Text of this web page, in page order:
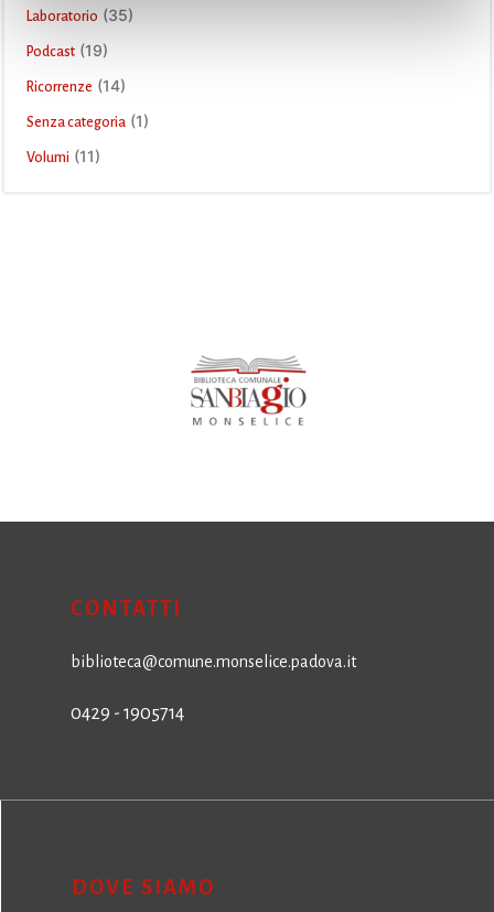
Laboratorio (35)
Podcast (19)
Ricorrenze (14)
Senza categoria (1)
Volumi (11)
CONTATTI
biblioteca@comune.monselice.padova.it
0429 - 1905714
DOVE SIAMO